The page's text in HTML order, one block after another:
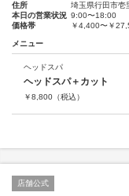
住所
埼玉県行田市壱
本日の営業状況 9:00〜18:00
価格帯
￥4,400〜￥
メニュー
ヘッドスパ
ヘッドスパ＋カット
￥8,800 （税込）
店舗公式